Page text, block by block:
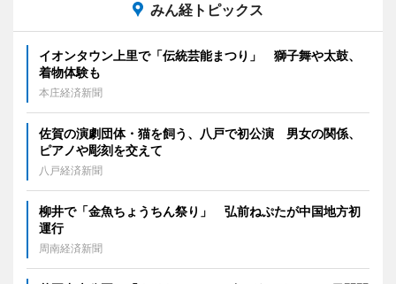
みん経トピックス
イオンタウン上里で「伝統芸能まつり」 獅子舞や太鼓、
着物体験も
本庄経済新聞
佐賀の演劇団体・猫を飼う、八戸で初公演 男女の関係、
ピアノや彫刻を交えて
八戸経済新聞
柳井で「金魚ちょうちん祭り」 弘前ねぷたが中国地方初
運行
周南経済新聞